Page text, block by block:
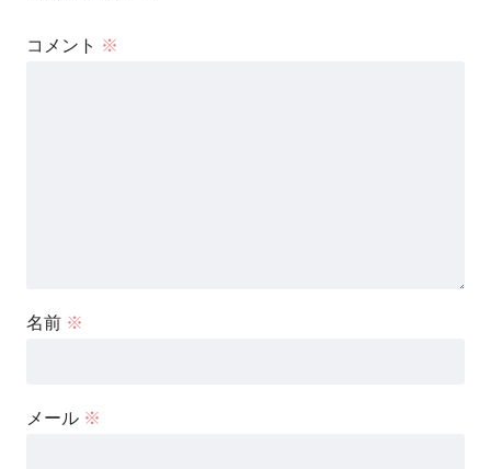
コメント ※
名前 ※
メール ※